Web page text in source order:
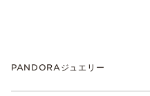
PANDORAジュエリー